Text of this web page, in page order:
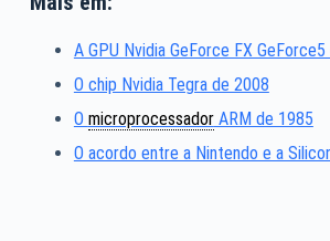
A GPU Nvidia GeForce FX
O chip Nvidia Tegra de 2008
O microprocessadorARM de 1985
O acordo entre a Nintendo e a